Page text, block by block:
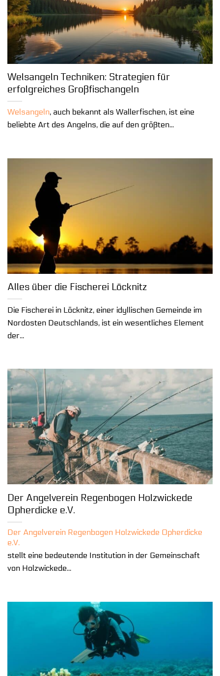
Welsangeln Techniken: Strategien für
erfolgreiches Großfischangeln
Welsangeln, auch bekannt als Wallerfischen, ist eine
beliebte Art des Angelns, die auf den größten...
Alles über die Fischerei Löcknitz
Die Fischerei in Löcknitz, einer idyllischen Gemeinde im
Nordosten Deutschlands, ist ein wesentliches Element
der...
Der Angelverein Regenbogen Holzwickede
Opherdicke e.V.
Der Angelverein Regenbogen Holzwickede Opherdicke
e.V.
stellt eine bedeutende Institution in der Gemeinschaft
von Holzwickede...